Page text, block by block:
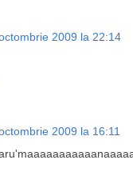
2009 la 22:14
2009 la 16:11